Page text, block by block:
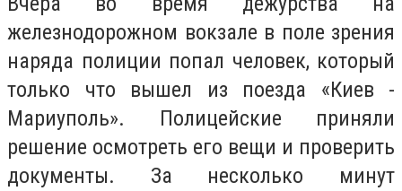
железнодорожном вокзале в поле зрения
наряда полиции попал человек, который
только что вышел из поезда «Киев -
Мариуполь». Полицейские приняли
решение осмотреть его вещи и проверить
документы. За несколько минут